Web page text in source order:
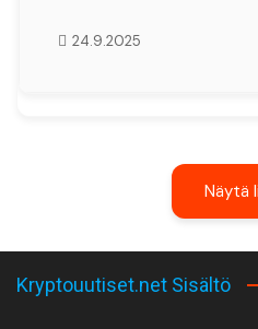
24.9.2025
Näytä
Kryptouutiset.net Sisältö